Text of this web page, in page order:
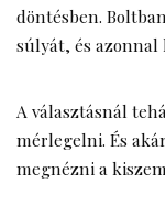
döntésben.
súlyát, és azonnal
A választásnál
mérlegelni. És
megnézni a